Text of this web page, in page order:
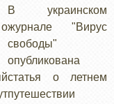
В украинском
журнале "Вирус
свободы"
опубликована
статья о летнем
путешествии